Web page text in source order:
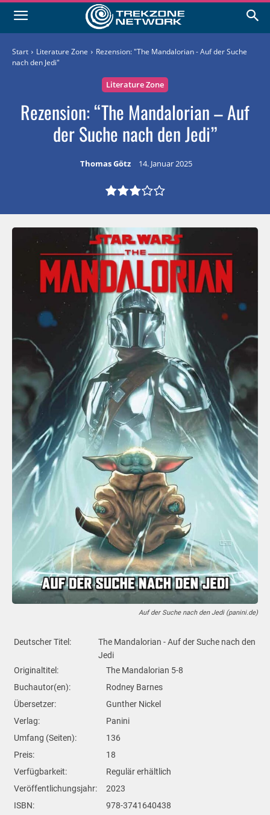
Start Literature Zone
Rezension: "The Mandalorian - Auf der Suche
nach den Jedi"
Literature Zone
Rezension: “The Mandalorian – Auf
der Suche nach den Jedi”
Thomas Götz 14. Januar 2025
Auf der Suche nach den Jedi (panini.de)
Deutscher Titel:
The Mandalorian - Auf der Suche nach den
Jedi
Originaltitel:
The Mandalorian 5-8
Buchautor(en):
Rodney Barnes
Übersetzer:
Gunther Nickel
Verlag:
Panini
Umfang (Seiten):
136
Preis:
18
Verfügbarkeit:
Regulär erhältlich
Veröffentlichungsjahr:
2023
ISBN:
978-3741640438